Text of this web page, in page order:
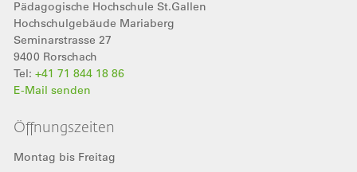
Pädagogische Hochschule St.Gallen
Hochschulgebäude Mariaberg
Seminarstrasse 27
9400 Rorschach
Tel: +41 71 844 18 86
E-Mail senden
Öffnungszeiten
Montag bis Freitag